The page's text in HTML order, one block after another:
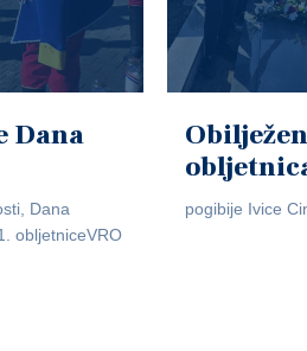
Dana
Dana
obljetniceVRO
pogibije Ivice